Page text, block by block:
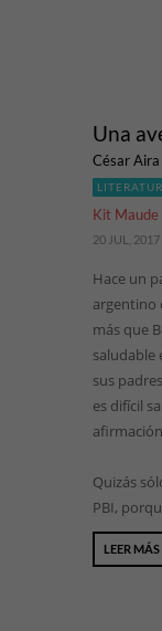
Una
César Aira
Kit Maude
20 JUL, 2017
Hace un
argentino
más que
saludable
sus
es difícil
Quizás
PBI,
LEER MÁS